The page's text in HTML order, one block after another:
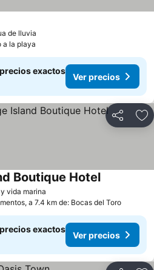
de lluvia
a la playa
exactos
Ver precios
Compartir
vida marina
Boutique HotelVer precios
a 7.4 km de: Bocas del Toro
exactos
Ver precios